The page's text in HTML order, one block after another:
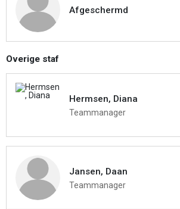
Afgeschermd
Overige staf
Hermsen, Diana
Teammanager
Jansen, Daan
Teammanager